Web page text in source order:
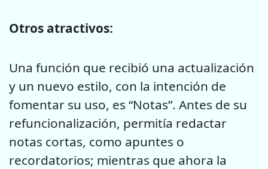
Otros atractivos:
Una función que recibió una actualización
y un nuevo estilo, con la intención de
fomentar su uso, es “Notas”. Antes de su
refuncionalización, permitía redactar
notas cortas, como apuntes o
recordatorios; mientras que ahora la